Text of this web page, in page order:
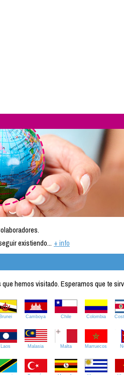
existiendo... + info
hemos visitado. Esperamos que te
Brunei Camboya Chile Colombia
Laos Malasia Malta Marruecos